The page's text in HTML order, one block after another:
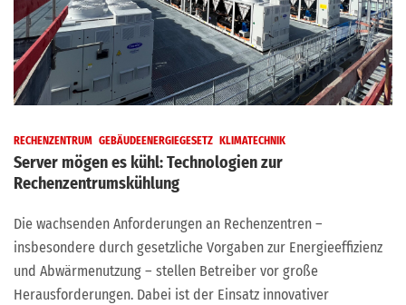
RECHENZENTRUM GEBÄUDEENERGIEGESETZ KLIMATECHNIK
Server mögen es kühl: Technologien zur
Rechenzentrumskühlung
Die wachsenden Anforderungen an Rechenzentren –
insbesondere durch gesetzliche Vorgaben zur Energieeffizienz
und Abwärmenutzung – stellen Betreiber vor große
Herausforderungen. Dabei ist der Einsatz innovativer